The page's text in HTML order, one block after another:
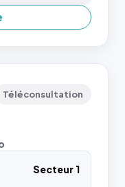
Téléconsultation
Secteur 1